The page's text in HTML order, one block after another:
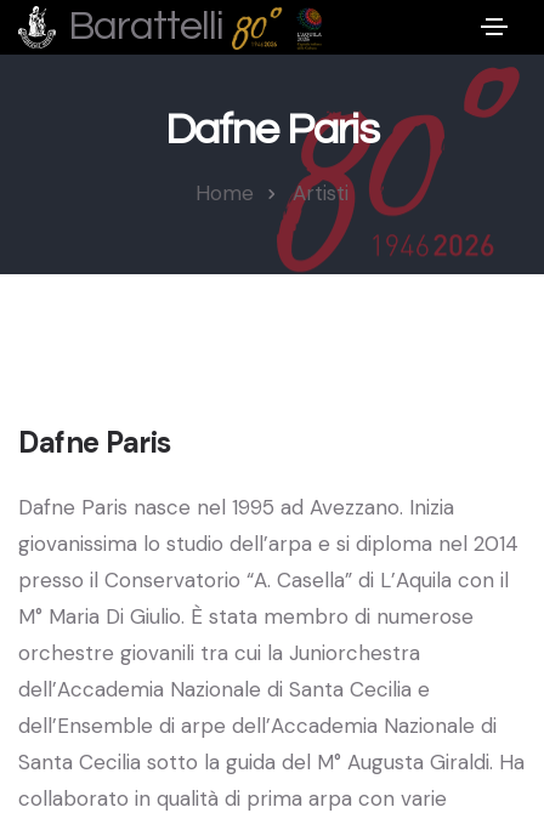
Barattelli
Dafne Paris
Home Artisti
Dafne Paris
Dafne Paris nasce nel 1995 ad Avezzano. Inizia
giovanissima lo studio dell’arpa e si diploma nel 2014
presso il Conservatorio “A. Casella” di L’Aquila con il
M° Maria Di Giulio. È stata membro di numerose
orchestre giovanili tra cui la Juniorchestra
dell’Accademia Nazionale di Santa Cecilia e
dell’Ensemble di arpe dell’Accademia Nazionale di
Santa Cecilia sotto la guida del M° Augusta Giraldi. Ha
collaborato in qualità di prima arpa con varie